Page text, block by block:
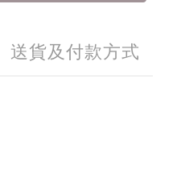
送貨及付款方式